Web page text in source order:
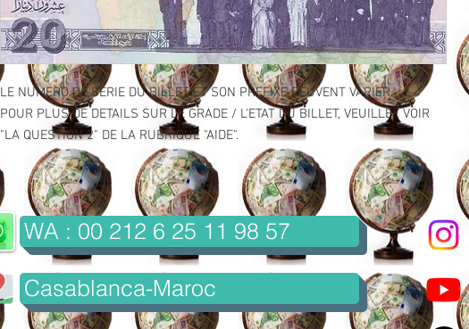
LE NUMERO DE SERIE DU BILLET ET SON PREFIXE PEUVENT VARIER.
POUR PLUS DE DETAILS SUR LE GRADE / L'ETAT DU BILLET, VEUILLEZ VOIR
"LA QUESTION 2" DE LA RUBRIQUE "AIDE".
WA : 00 212 6 25 11 98 57
Casablanca-Maroc